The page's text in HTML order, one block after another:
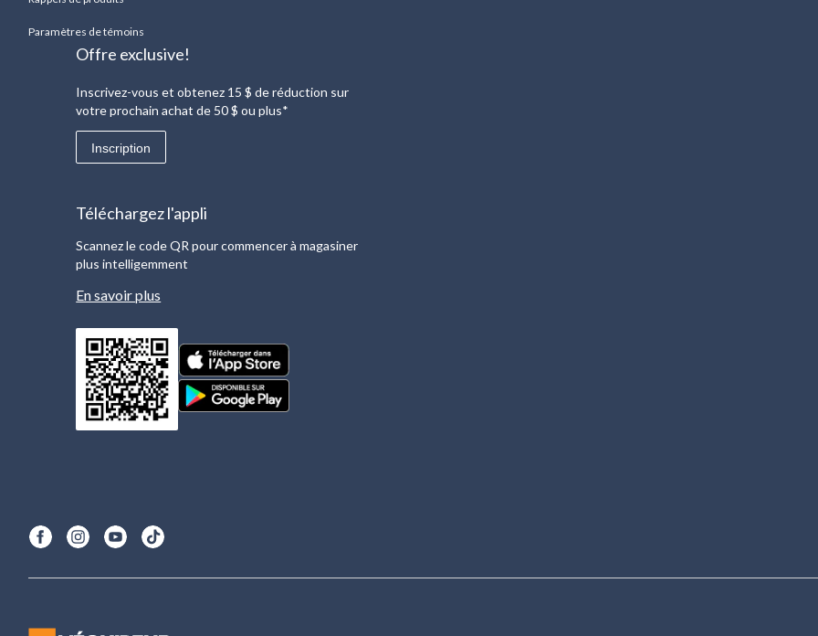
Paramètres de témoins
Offre exclusive!
Inscrivez-vous et obtenez 15 $ de réduction sur
votre prochain achat de 50 $ ou plus*
Inscription
Téléchargez l'appli
Scannez le code QR pour commencer à magasiner
plus intelligemment
En savoir plus